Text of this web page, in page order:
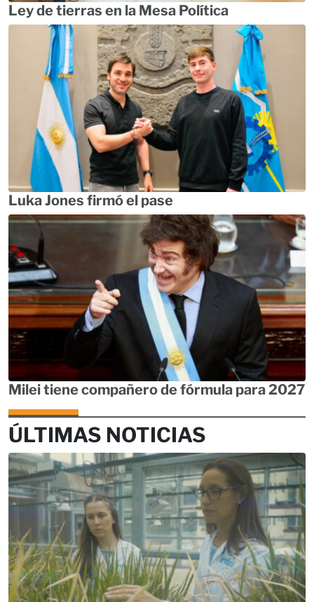
Ley de tierras en la Mesa Política
Luka Jones firmó el pase
Milei tiene compañero de fórmula para 2027
ÚLTIMAS NOTICIAS